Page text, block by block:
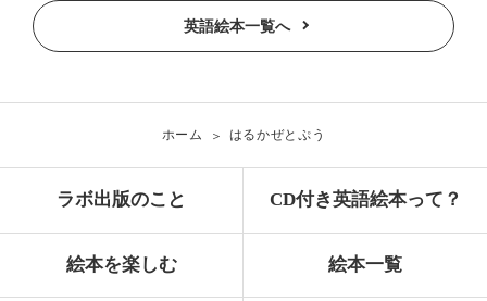
英語絵本一覧へ
ホーム はるかぜとぷう
ラボ出版のこと CD付き英語絵本って？
絵本を楽しむ 絵本一覧